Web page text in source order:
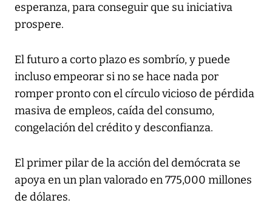
esperanza, para conseguir que su iniciativa
prospere.
El futuro a corto plazo es sombrío, y puede
incluso empeorar si no se hace nada por
romper pronto con el círculo vicioso de pérdida
masiva de empleos, caída del consumo,
congelación del crédito y desconfianza.
El primer pilar de la acción del demócrata se
apoya en un plan valorado en 775,000 millones
de dólares.